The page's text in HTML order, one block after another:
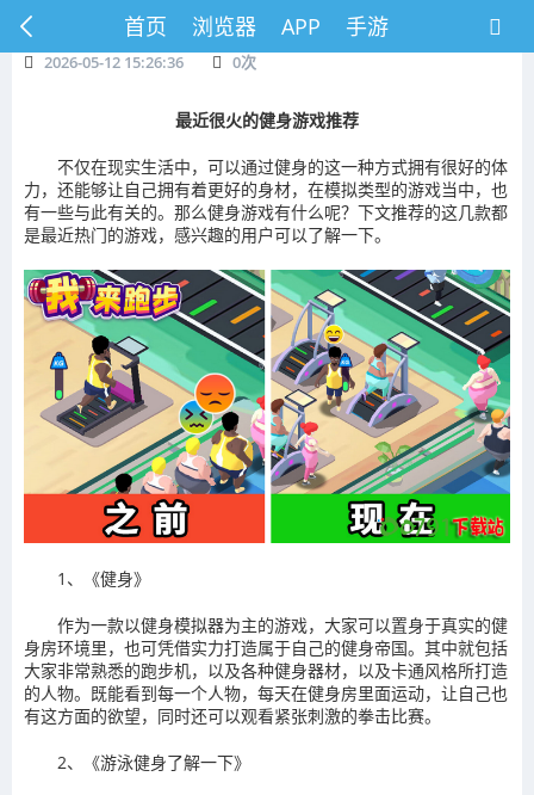
首页 浏览器 APP 手游
2026-05-12 15:26:36 0次
最近很火的健身游戏推荐
不仅在现实生活中，可以通过健身的这一种方式拥有很好的体
力，还能够让自己拥有着更好的身材，在模拟类型的游戏当中，也
有一些与此有关的。那么健身游戏有什么呢？下文推荐的这几款都
是最近热门的游戏，感兴趣的用户可以了解一下。
1、《健身》
作为一款以健身模拟器为主的游戏，大家可以置身于真实的健
身房环境里，也可凭借实力打造属于自己的健身帝国。其中就包括
大家非常熟悉的跑步机，以及各种健身器材，以及卡通风格所打造
的人物。既能看到每一个人物，每天在健身房里面运动，让自己也
有这方面的欲望，同时还可以观看紧张刺激的拳击比赛。
2、《游泳健身了解一下》